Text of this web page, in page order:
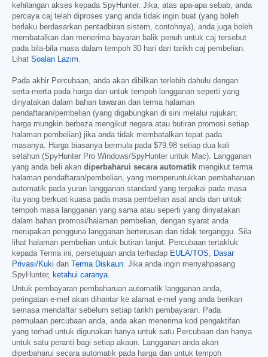
kehilangan akses kepada SpyHunter. Jika, atas apa-apa sebab, anda
percaya caj telah diproses yang anda tidak ingin buat (yang boleh
berlaku berdasarkan pentadbiran sistem, contohnya), anda juga boleh
membatalkan dan menerima bayaran balik penuh untuk caj tersebut
pada bila-bila masa dalam tempoh 30 hari dari tarikh caj pembelian.
Lihat Soalan Lazim.
Pada akhir Percubaan, anda akan dibilkan terlebih dahulu dengan
serta-merta pada harga dan untuk tempoh langganan seperti yang
dinyatakan dalam bahan tawaran dan terma halaman
pendaftaran/pembelian (yang digabungkan di sini melalui rujukan;
harga mungkin berbeza mengikut negara atau butiran promosi setiap
halaman pembelian) jika anda tidak membatalkan tepat pada
masanya. Harga biasanya bermula pada $79.98 setiap dua kali
setahun (SpyHunter Pro Windows/SpyHunter untuk Mac). Langganan
yang anda beli akan diperbaharui secara automatik mengikut terma
halaman pendaftaran/pembelian, yang memperuntukkan pembaharuan
automatik pada yuran langganan standard yang terpakai pada masa
itu yang berkuat kuasa pada masa pembelian asal anda dan untuk
tempoh masa langganan yang sama atau seperti yang dinyatakan
dalam bahan promosi/halaman pembelian, dengan syarat anda
merupakan pengguna langganan berterusan dan tidak terganggu. Sila
lihat halaman pembelian untuk butiran lanjut. Percubaan tertakluk
kepada Terma ini, persetujuan anda terhadap EULA/TOS, Dasar
Privasi/Kuki dan Terma Diskaun. Jika anda ingin menyahpasang
SpyHunter, ketahui caranya.
Untuk pembayaran pembaharuan automatik langganan anda,
peringatan e-mel akan dihantar ke alamat e-mel yang anda berikan
semasa mendaftar sebelum setiap tarikh pembayaran. Pada
permulaan percubaan anda, anda akan menerima kod pengaktifan
yang terhad untuk digunakan hanya untuk satu Percubaan dan hanya
untuk satu peranti bagi setiap akaun. Langganan anda akan
diperbaharui secara automatik pada harga dan untuk tempoh